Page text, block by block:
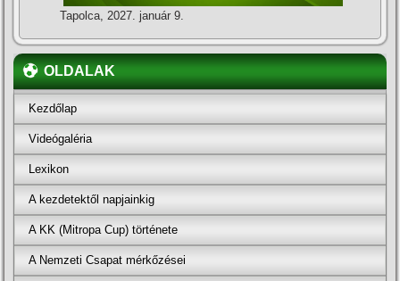
Tapolca, 2027. január 9.
OLDALAK
Kezdőlap
Videógaléria
Lexikon
A kezdetektől napjainkig
A KK (Mitropa Cup) története
A Nemzeti Csapat mérkőzései